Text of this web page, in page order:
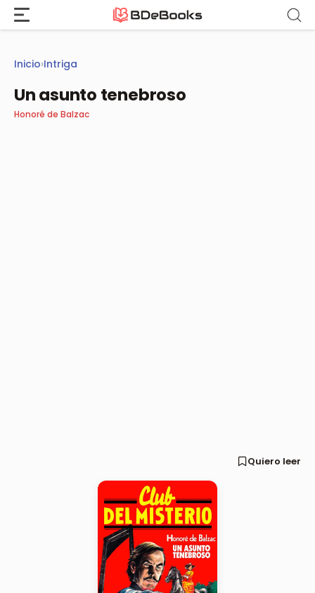
Saltar
contenido
Inicio›Intriga
Un asunto tenebroso
Honoré de Balzac
Quiero leer